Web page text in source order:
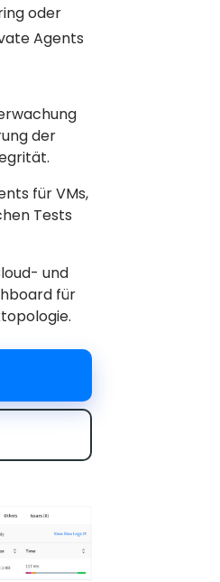
oder
Agents
der
für VMs,
Tests
und
für